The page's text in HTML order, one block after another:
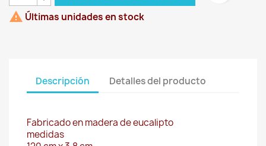
 Últimas unidades en stock
Descripción Detalles del producto
Fabricado en madera de eucalipto
medidas